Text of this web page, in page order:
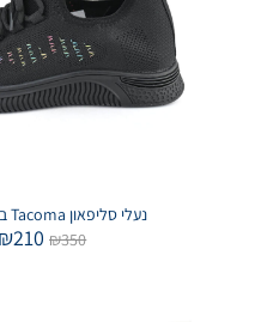
נעלי סליפאון Tacoma בצבע שחור
₪350
₪210